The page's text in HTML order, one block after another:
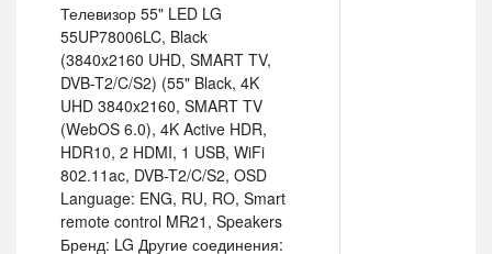
Телевизор 55" LED LG
55UP78006LC, Black
(3840x2160 UHD, SMART TV,
DVB-T2/C/S2) (55" Black, 4K
UHD 3840x2160, SMART TV
(WebOS 6.0), 4K Active HDR,
HDR10, 2 HDMI, 1 USB, WiFi
802.11ac, DVB-T2/C/S2, OSD
Language: ENG, RU, RO, Smart
remote control MR21, Speakers
Бренд: LG Другие соединения: